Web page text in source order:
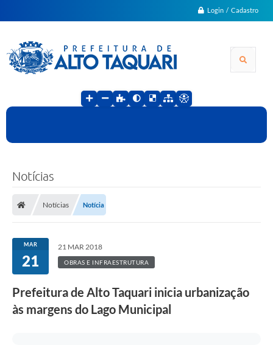
Login / Cadastro
Notícias
Notícias Notícia
MAR
21
21 MAR 2018
OBRAS E INFRAESTRUTURA
Prefeitura de Alto Taquari inicia urbanização
às margens do Lago Municipal